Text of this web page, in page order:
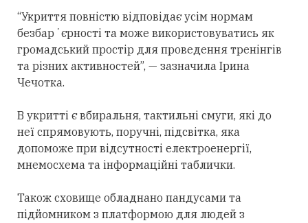
“Укриття повністю відповідає усім нормам
безбарʼєрності та може використовуватись як
громадський простір для проведення тренінгів
та різних активностей”, — зазначила Ірина
Чечотка.
В укритті є вбиральня, тактильні смуги, які до
неї спрямовують, поручні, підсвітка, яка
допоможе при відсутності електроенергії,
мнемосхема та інформаційні таблички.
Також сховище обладнано пандусами та
підйомником з платформою для людей з